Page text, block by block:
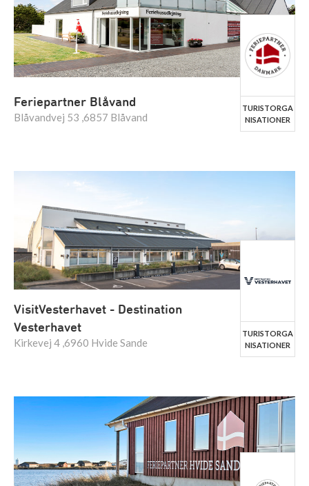
Feriepartner Blåvand
Blåvandvej 53 ,6857 Blåvand
TURISTORGA
NISATIONER
VisitVesterhavet - Destination
Vesterhavet
Kirkevej 4 ,6960 Hvide Sande
TURISTORGA
NISATIONER